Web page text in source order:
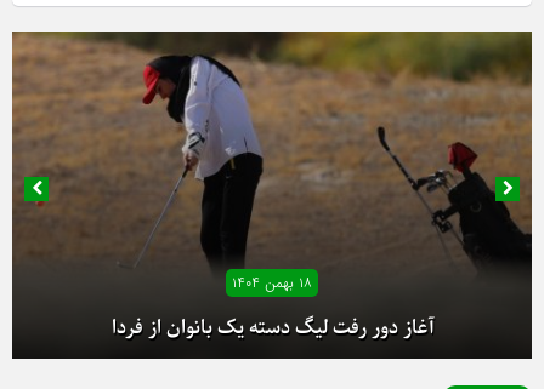
۱۸ بهمن ۱۴۰۴
آغاز دور رفت لیگ دسته یک بانوان از فردا